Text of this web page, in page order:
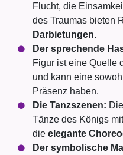
Flucht, die
des Traumas bieten
Darbietungen.
Der sprechende
Figur ist eine Quelle
und kann eine
Präsenz haben.
Die Tanzszenen:
Tänze des Königs
die elegante
Der symbolische